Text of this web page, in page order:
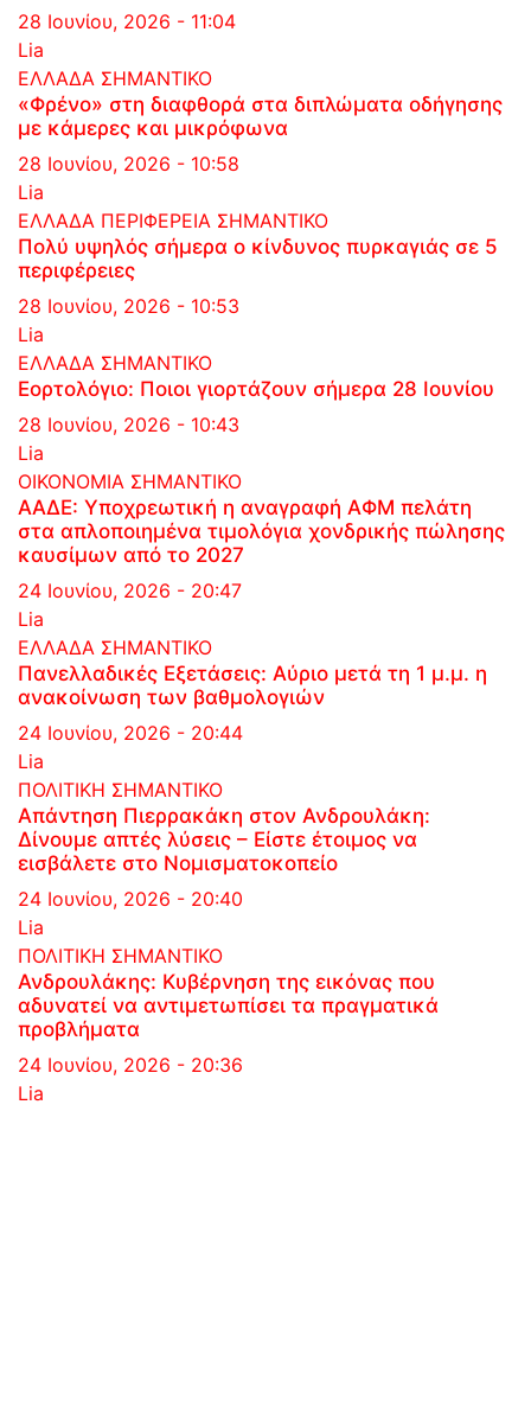
28 Ιουνίου, 2026 - 11:04
Lia
ΕΛΛΑΔΑ ΣΗΜΑΝΤΙΚΟ
«Φρένο» στη διαφθορά στα διπλώματα οδήγησης
με κάμερες και μικρόφωνα
28 Ιουνίου, 2026 - 10:58
Lia
ΕΛΛΑΔΑ ΠΕΡΙΦΕΡΕΙΑ ΣΗΜΑΝΤΙΚΟ
Πολύ υψηλός σήμερα ο κίνδυνος πυρκαγιάς σε 5
περιφέρειες
28 Ιουνίου, 2026 - 10:53
Lia
ΕΛΛΑΔΑ ΣΗΜΑΝΤΙΚΟ
Εορτολόγιο: Ποιοι γιορτάζουν σήμερα 28 Ιουνίου
28 Ιουνίου, 2026 - 10:43
Lia
ΟΙΚΟΝΟΜΙΑ ΣΗΜΑΝΤΙΚΟ
ΑΑΔΕ: Υποχρεωτική η αναγραφή ΑΦΜ πελάτη
στα απλοποιημένα τιμολόγια χονδρικής πώλησης
καυσίμων από το 2027
24 Ιουνίου, 2026 - 20:47
Lia
ΕΛΛΑΔΑ ΣΗΜΑΝΤΙΚΟ
Πανελλαδικές Εξετάσεις: Αύριο μετά τη 1 μ.μ. η
ανακοίνωση των βαθμολογιών
24 Ιουνίου, 2026 - 20:44
Lia
ΠΟΛΙΤΙΚΗ ΣΗΜΑΝΤΙΚΟ
Απάντηση Πιερρακάκη στον Ανδρουλάκη:
Δίνουμε απτές λύσεις – Είστε έτοιμος να
εισβάλετε στο Νομισματοκοπείο
24 Ιουνίου, 2026 - 20:40
Lia
ΠΟΛΙΤΙΚΗ ΣΗΜΑΝΤΙΚΟ
Ανδρουλάκης: Κυβέρνηση της εικόνας που
αδυνατεί να αντιμετωπίσει τα πραγματικά
προβλήματα
24 Ιουνίου, 2026 - 20:36
Lia